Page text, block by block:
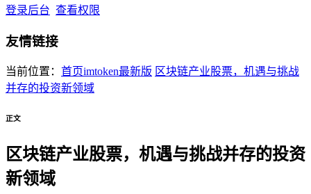
登录后台 查看权限
友情链接
当前位置： 首页imtoken最新版 区块链产业股票，机遇与挑战
并存的投资新领域
正文
区块链产业股票，机遇与挑战并存的投资
新领域